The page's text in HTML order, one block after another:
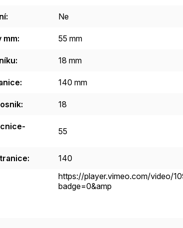
: Ne
mm: 55 mm
: 18 mm
: 140 mm
: 18
55
: 140
https://player.vimeo.com/video/
badge=0&amp